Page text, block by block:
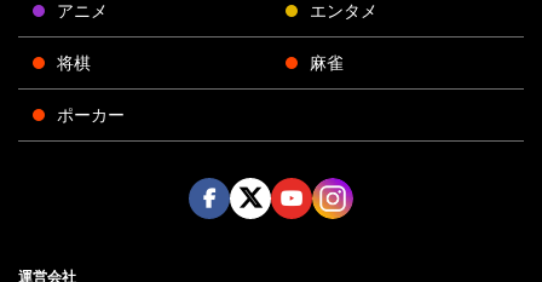
アニメ エンタメ
将棋 麻雀
ポーカー
運営会社